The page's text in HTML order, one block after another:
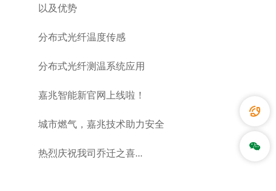
以及优势
分布式光纤温度传感
分布式光纤测温系统应用
嘉兆智能新官网上线啦！
城市燃气，嘉兆技术助力安全
热烈庆祝我司乔迁之喜...